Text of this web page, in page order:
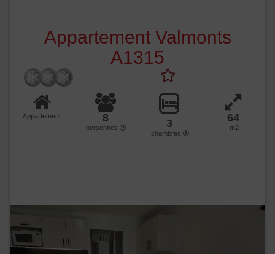
Appartement Valmonts
A1315
Appartement 8
personnes 3
chambres
64
m2